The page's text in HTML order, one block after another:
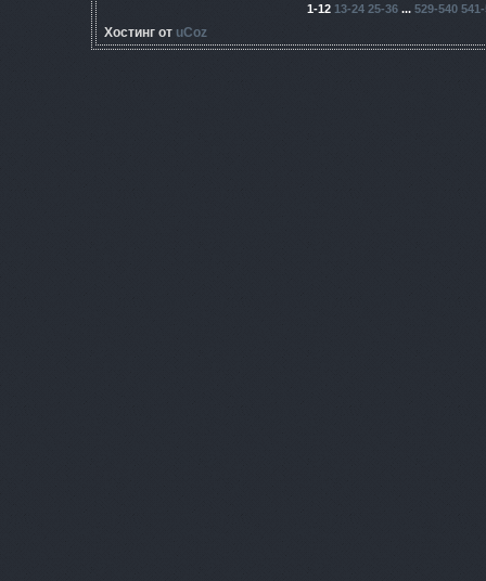
1-12 13-24 25-36 ... 529-540
Хостинг от uCoz